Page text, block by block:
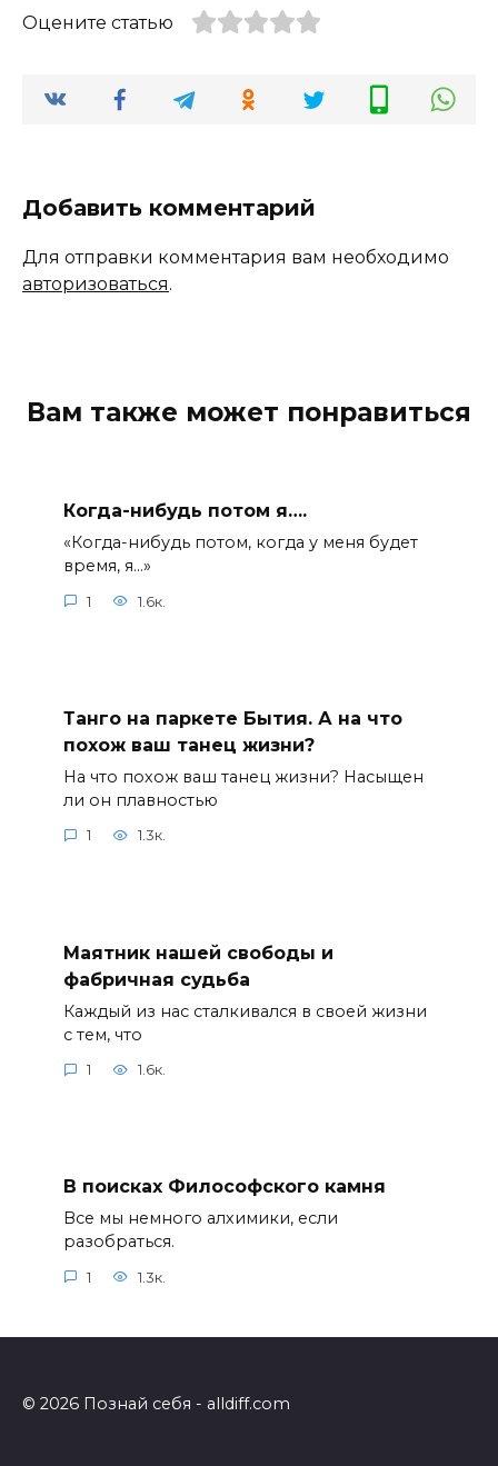
Оцените статью
Добавить комментарий
Для отправки комментария вам необходимо
авторизоваться.
Вам также может понравиться
Когда-нибудь потом я….
«Когда-нибудь потом, когда у меня будет
время, я…»
1 1.6к.
Танго на паркете Бытия. А на что
похож ваш танец жизни?
На что похож ваш танец жизни? Насыщен
ли он плавностью
1 1.3к.
Маятник нашей свободы и
фабричная судьба
Каждый из нас сталкивался в своей жизни
с тем, что
1 1.6к.
В поисках Философского камня
Все мы немного алхимики, если
разобраться.
1 1.3к.
© 2026 Познай себя - alldiff.com